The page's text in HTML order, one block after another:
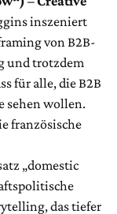
inszeniert
von B2B-
und trotzdem
für alle, die B2B
sehen wollen.
französische
„domestic
das tiefer